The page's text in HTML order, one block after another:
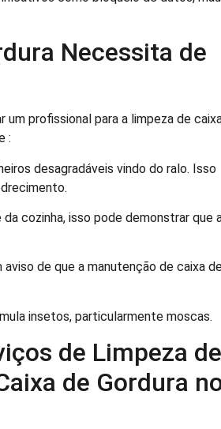
Necessita de
profissional para a limpeza de
:
desagradáveis vindo do ralo. Isso
cozinha, isso pode demonstrar que
de que a manutenção de caixa
insetos, particularmente moscas.
de Limpeza de
de Gordura